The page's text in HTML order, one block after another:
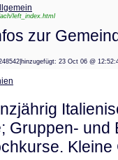
left_index.html
zur
248542|hinzugefügt: 23 Oct 06 @
Gruppen-